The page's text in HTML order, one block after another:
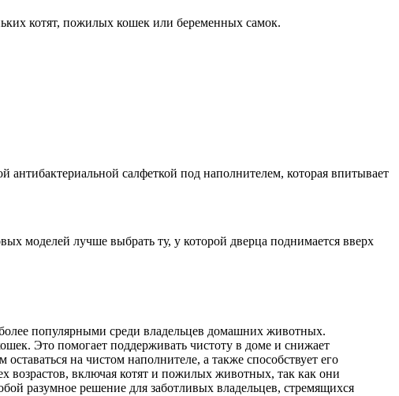
котят, пожилых кошек или беременных самок.
салфеткой под наполнителем, которая впитывает
моделей лучше выбрать ту, у которой дверца поднимается вверх
популярными среди владельцев домашних животных.
Это помогает поддерживать чистоту в доме и снижает
на чистом наполнителе, а также способствует его
возрастов, включая котят и пожилых животных, так как они
разумное решение для заботливых владельцев, стремящихся